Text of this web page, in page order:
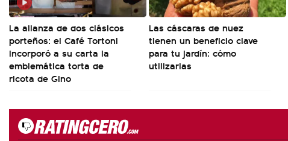
La alianza de dos clásicos
porteños: el Café Tortoni
incorporó a su carta la
emblemática torta de
ricota de Gino
Las cáscaras de nuez
tienen un beneficio clave
para tu jardín: cómo
utilizarlas